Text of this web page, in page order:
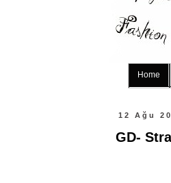
Home
12 Ağu
GD-